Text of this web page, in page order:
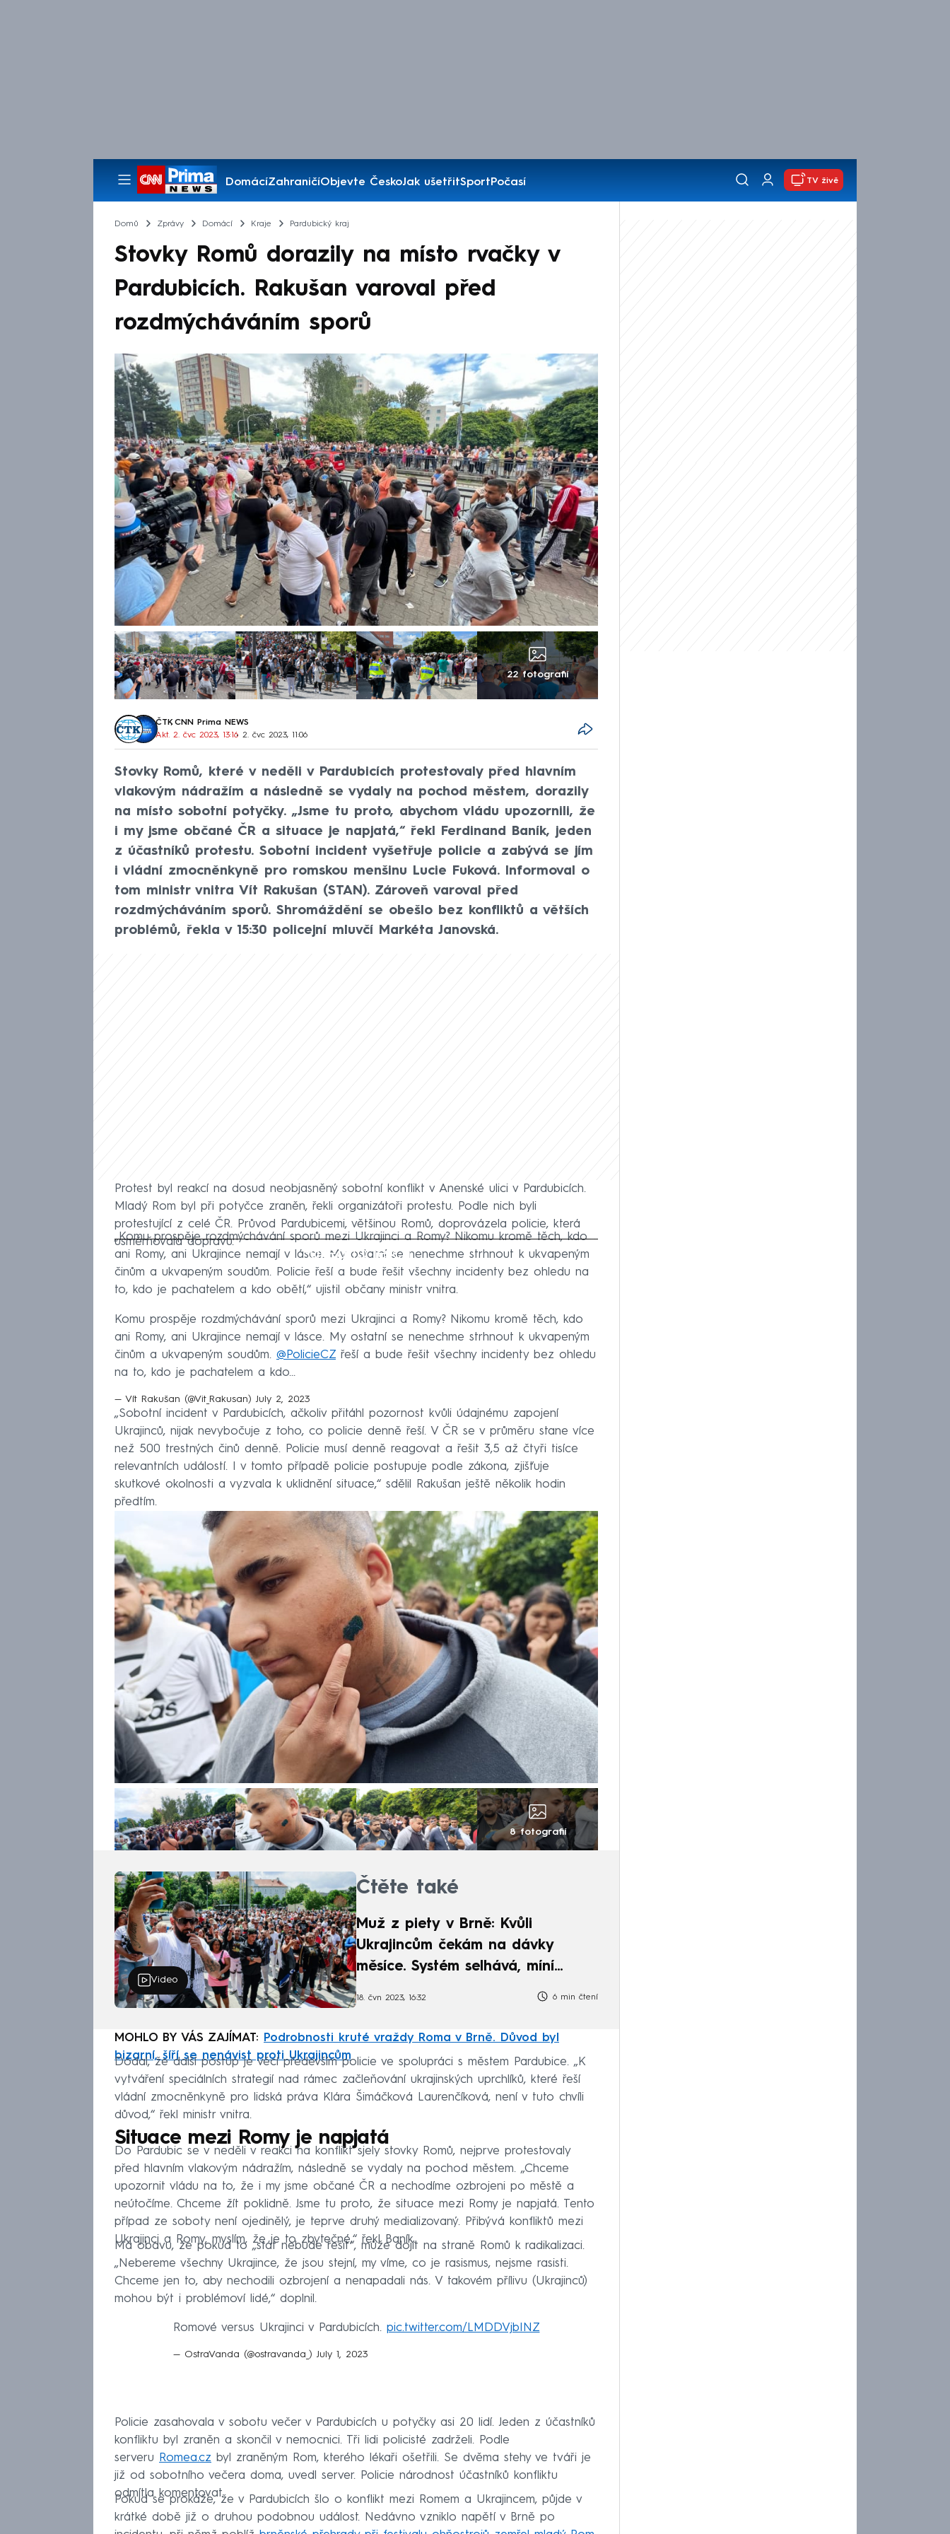
DomácíZahraničíObjevte ČeskoJak ušetřitSportPočasí
Pořady
TV živě
Domů Zprávy Domácí Kraje Pardubický kraj
Stovky Romů dorazily na místo rvačky v
Pardubicích. Rakušan varoval před
rozdmýcháváním sporů
22 fotografií
ČTK, CNN Prima NEWS
Akt. 2. čvc 2023, 13:16• 2. čvc 2023, 11:06
Stovky Romů, které v neděli v Pardubicích protestovaly před hlavním
vlakovým nádražím a následně se vydaly na pochod městem, dorazily
na místo sobotní potyčky. „Jsme tu proto, abychom vládu upozornili, že
i my jsme občané ČR a situace je napjatá,“ řekl Ferdinand Baník, jeden
z účastníků protestu. Sobotní incident vyšetřuje policie a zabývá se jím
i vládní zmocněnkyně pro romskou menšinu Lucie Fuková. Informoval o
tom ministr vnitra Vít Rakušan (STAN). Zároveň varoval před
rozdmýcháváním sporů. Shromáždění se obešlo bez konfliktů a větších
problémů, řekla v 15:30 policejní mluvčí Markéta Janovská.
Protest byl reakcí na dosud neobjasněný sobotní konflikt v Anenské ulici v Pardubicích.
Mladý Rom byl při potyčce zraněn, řekli organizátoři protestu. Podle nich byli
protestující z celé ČR. Průvod Pardubicemi, většinou Romů, doprovázela policie, která
usměrňovala dopravu.
Failed to fetch
„Komu prospěje rozdmýchávání sporů mezi Ukrajinci a Romy? Nikomu kromě těch, kdo
ani Romy, ani Ukrajince nemají v lásce. My ostatní se nenechme strhnout k ukvapeným
činům a ukvapeným soudům. Policie řeší a bude řešit všechny incidenty bez ohledu na
to, kdo je pachatelem a kdo obětí,“ ujistil občany ministr vnitra.
Komu prospěje rozdmýchávání sporů mezi Ukrajinci a Romy? Nikomu kromě těch, kdo
ani Romy, ani Ukrajince nemají v lásce. My ostatní se nenechme strhnout k ukvapeným
činům a ukvapeným soudům. @PolicieCZ řeší a bude řešit všechny incidenty bez ohledu
na to, kdo je pachatelem a kdo…
— Vít Rakušan (@Vit_Rakusan) July 2, 2023
„Sobotní incident v Pardubicích, ačkoliv přitáhl pozornost kvůli údajnému zapojení
Ukrajinců, nijak nevybočuje z toho, co policie denně řeší. V ČR se v průměru stane více
než 500 trestných činů denně. Policie musí denně reagovat a řešit 3,5 až čtyři tisíce
relevantních událostí. I v tomto případě policie postupuje podle zákona, zjišťuje
skutkové okolnosti a vyzvala k uklidnění situace,“ sdělil Rakušan ještě několik hodin
předtím.
8 fotografií
Video
Čtěte také
Muž z piety v Brně: Kvůli
Ukrajincům čekám na dávky
měsíce. Systém selhává, míní
18. čvn 2023, 16:32 6 min čtení
MOHLO BY VÁS ZAJÍMAT:
Podrobnosti kruté vraždy Roma v Brně. Důvod byl
bizarní, šíří se nenávist proti Ukrajincům
Dodal, že další postup je věcí především policie ve spolupráci s městem Pardubice. „K
vytváření speciálních strategií nad rámec začleňování ukrajinských uprchlíků, které řeší
vládní zmocněnkyně pro lidská práva Klára Šimáčková Laurenčíková, není v tuto chvíli
důvod,“ řekl ministr vnitra.
Situace mezi Romy je napjatá
Do Pardubic se v neděli v reakci na konflikt sjely stovky Romů, nejprve protestovaly
před hlavním vlakovým nádražím, následně se vydaly na pochod městem. „Chceme
upozornit vládu na to, že i my jsme občané ČR a nechodíme ozbrojeni po městě a
neútočíme. Chceme žít poklidně. Jsme tu proto, že situace mezi Romy je napjatá. Tento
případ ze soboty není ojedinělý, je teprve druhý medializovaný. Přibývá konfliktů mezi
Ukrajinci a Romy, myslím, že je to zbytečné,“ řekl Baník.
Má obavu, že pokud to „stát nebude řešit“, může dojít na straně Romů k radikalizaci.
„Nebereme všechny Ukrajince, že jsou stejní, my víme, co je rasismus, nejsme rasisti.
Chceme jen to, aby nechodili ozbrojení a nenapadali nás. V takovém přílivu (Ukrajinců)
mohou být i problémoví lidé,“ doplnil.
Romové versus Ukrajinci v Pardubicích. pic.twitter.com/LMDDVjbINZ
— OstraVanda (@ostravanda_) July 1, 2023
Policie zasahovala v sobotu večer v Pardubicích u potyčky asi 20 lidí. Jeden z účastníků
konfliktu byl zraněn a skončil v nemocnici. Tři lidi policisté zadrželi. Podle
serveru
Romea.cz byl zraněným Rom, kterého lékaři ošetřili. Se dvěma stehy ve tváři je
již od sobotního večera doma, uvedl server. Policie národnost účastníků konfliktu
odmítla komentovat.
Pokud se prokáže, že v Pardubicích šlo o konflikt mezi Romem a Ukrajincem, půjde v
krátké době již o druhou podobnou událost. Nedávno vzniklo napětí v Brně po